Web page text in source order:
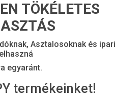
TÖKÉLETES
Asztalosoknak és ipari
egyaránt.
termékeinket!